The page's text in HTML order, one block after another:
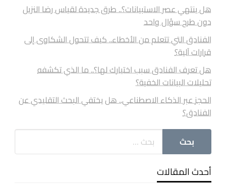
هل ينتهي عصر الاستبيانات؟.. طرق جديدة لقياس رضا النزيل
دون طرح سؤال واحد
الفنادق التي تتعلم من الأخطاء.. كيف تتحول الشكاوى إلى
قرارات آلية؟
هل تعرف الفنادق سبب اختيارك لها؟.. ما الذي تكشفه
تحليلات البيانات الخفية؟
الحجز عبر الذكاء الاصطناعي.. هل يختفي البحث التقليدي عن
الفنادق؟
أحدث المقالات